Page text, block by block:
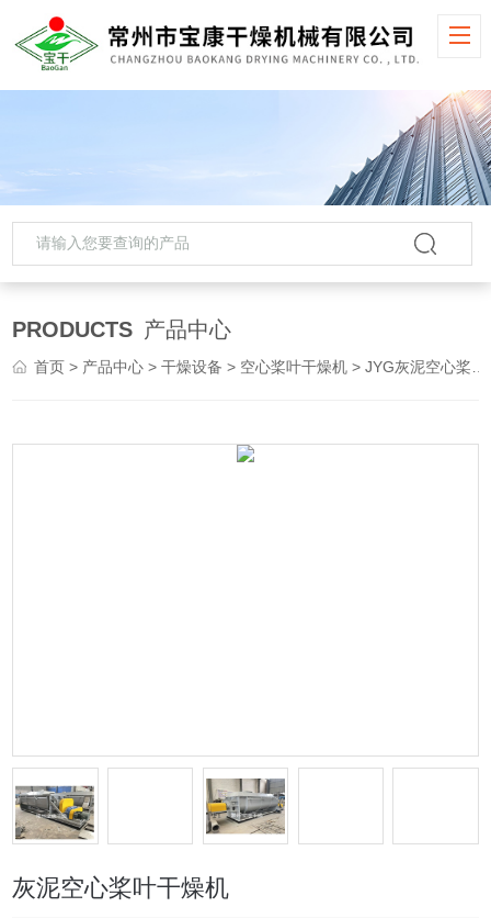
PRODUCTS 产品中心
首页 > 产品中心 >干燥设备 > 空心桨叶干燥机 > JYG灰泥空心桨叶干燥机
灰泥空心桨叶干燥机